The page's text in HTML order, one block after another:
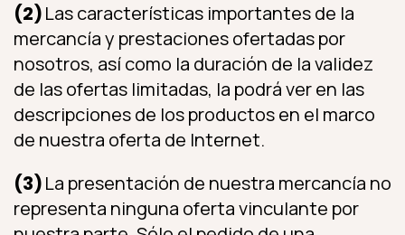
(2)Las características importantes de la
mercancía y prestaciones ofertadas por
nosotros, así como la duración de la validez
de las ofertas limitadas, la podrá ver en las
descripciones de los productos en el marco
de nuestra oferta de Internet.
(3)La presentación de nuestra mercancía no
representa ninguna oferta vinculante por